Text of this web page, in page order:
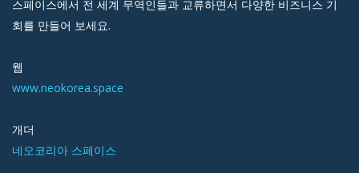
스페이스에서 전 세계 무역인들과 교류하면서 다양한 비즈니스 기
회를 만들어 보세요.
웹
www.neokorea.space
개더
네오코리아 스페이스